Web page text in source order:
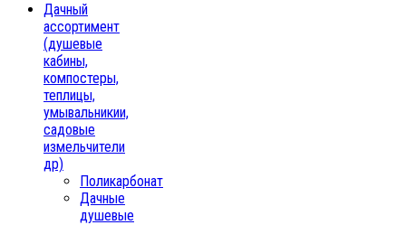
Дачный
ассортимент
(душевые
кабины,
компостеры,
теплицы,
умывальникии,
садовые
измельчители
др)
Поликарбонат
Дачные
душевые